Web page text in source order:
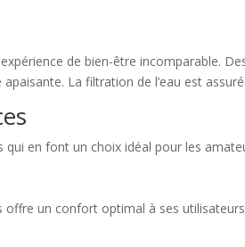
de bien-être incomparable.
La filtration de l’eau est
en font un choix idéal pour les
un confort optimal à ses